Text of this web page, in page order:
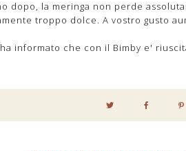
dopo, la meringa non perde
troppo dolce. A vostro gusto
informato che con il Bimby e'